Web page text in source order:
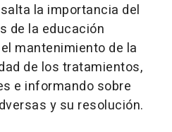
la importancia del
de la educación
mantenimiento de la
de los tratamientos,
e informando sobre
y su resolución.